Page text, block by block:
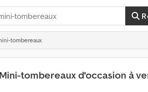
tombereaux
Mini-tombereaux d'occasion à